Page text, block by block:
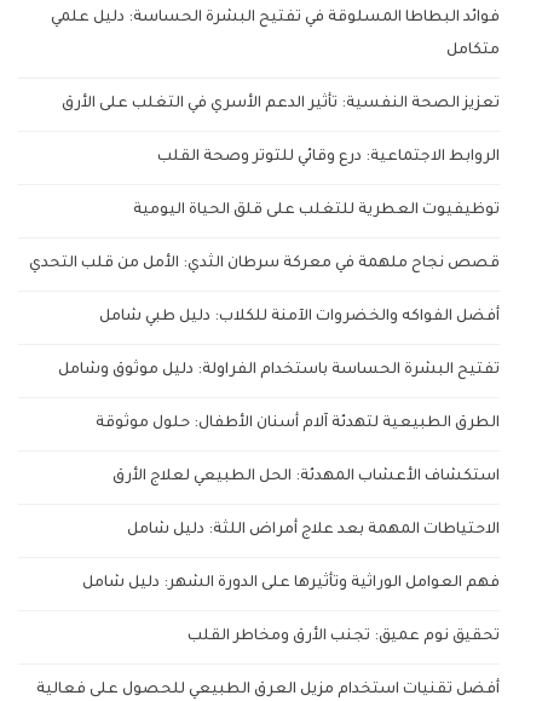
فوائد البطاطا المسلوقة في تفتيح البشرة الحساسة: دليل علمي
متكامل
تعزيز الصحة النفسية: تأثير الدعم الأسري في التغلب على الأرق
الروابط الاجتماعية: درع وقائي للتوتر وصحة القلب
توظيفيوت العطرية للتغلب على قلق الحياة اليومية
قصص نجاح ملهمة في معركة سرطان الثدي: الأمل من قلب التحدي
أفضل الفواكه والخضروات الآمنة للكلاب: دليل طبي شامل
تفتيح البشرة الحساسة باستخدام الفراولة: دليل موثوق وشامل
الطرق الطبيعية لتهدئة آلام أسنان الأطفال: حلول موثوقة
استكشاف الأعشاب المهدئة: الحل الطبيعي لعلاج الأرق
الاحتياطات المهمة بعد علاج أمراض اللثة: دليل شامل
فهم العوامل الوراثية وتأثيرها على الدورة الشهر: دليل شامل
تحقيق نوم عميق: تجنب الأرق ومخاطر القلب
أفضل تقنيات استخدام مزيل العرق الطبيعي للحصول على فعالية